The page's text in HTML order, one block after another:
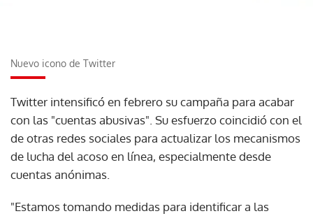
Nuevo icono de Twitter
Twitter intensificó en febrero su campaña para acabar
con las "cuentas abusivas". Su esfuerzo coincidió con el
de otras redes sociales para actualizar los mecanismos
de lucha del acoso en línea, especialmente desde
cuentas anónimas.
"Estamos tomando medidas para identificar a las